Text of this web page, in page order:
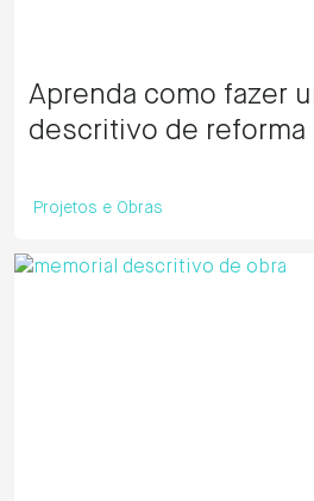
Aprenda como fazer
descritivo de reforma
Projetos e Obras